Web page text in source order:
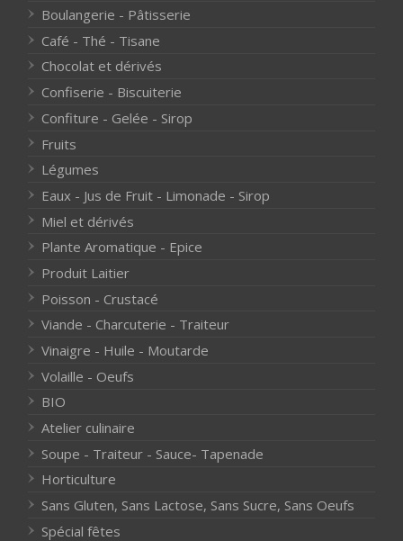
Boulangerie - Pâtisserie
Café - Thé - Tisane
Chocolat et dérivés
Confiserie - Biscuiterie
Confiture - Gelée - Sirop
Fruits
Légumes
Eaux - Jus de Fruit - Limonade - Sirop
Miel et dérivés
Plante Aromatique - Epice
Produit Laitier
Poisson - Crustacé
Viande - Charcuterie - Traiteur
Vinaigre - Huile - Moutarde
Volaille - Oeufs
BIO
Atelier culinaire
Soupe - Traiteur - Sauce- Tapenade
Horticulture
Sans Gluten, Sans Lactose, Sans Sucre, Sans Oeufs
Spécial fêtes